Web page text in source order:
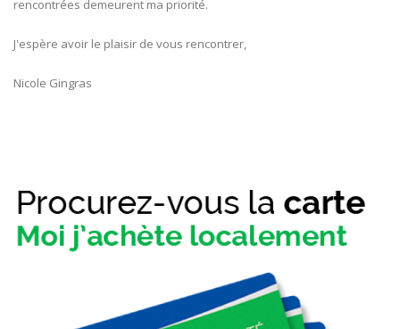
rencontrées demeurent ma priorité.
J'espère avoir le plaisir de vous rencontrer,
Nicole Gingras